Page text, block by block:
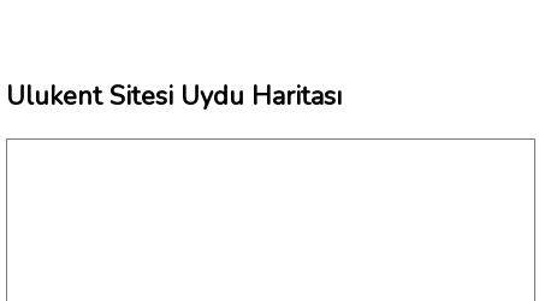
Ulukent Sitesi Uydu Haritası